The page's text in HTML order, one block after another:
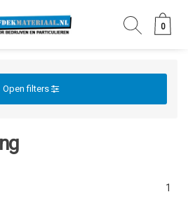
0
0
Open filters
1